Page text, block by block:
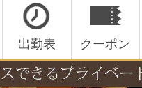
関西版
九州・沖縄版
出勤表 クーポン